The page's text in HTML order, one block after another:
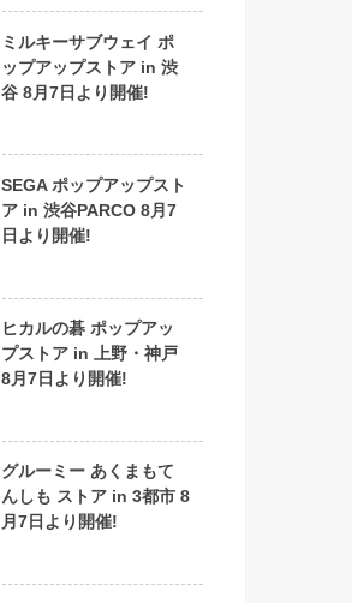
ミルキーサブウェイ ポ
ップアップストア in 渋
谷 8月7日より開催!
SEGA ポップアップスト
ア in 渋谷PARCO 8月7
日より開催!
ヒカルの碁 ポップアッ
プストア in 上野・神戸
8月7日より開催!
グルーミー あくまもて
んしも ストア in 3都市 8
月7日より開催!